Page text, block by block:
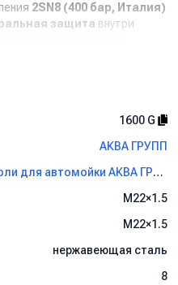
2SN8 (400 бар, Италия)
защита внутри
даже при
автомойки может
внутри трубы, из-за чего
консоли установлена
скопление
Gidra разработаны на
1600 G
АКВА ГРУПП
Поворотные консоли для автомойки АКВА ГРУПП
M22×1.5
M22×1.5
нержавеющая сталь
8